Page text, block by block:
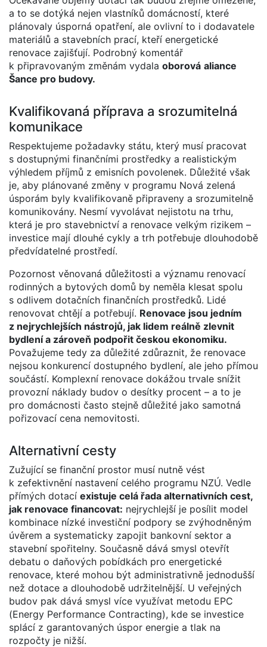
a to se dotýká nejen vlastníků domácností, které
plánovaly úsporná opatření, ale ovlivní to i dodavatele
materiálů a stavebních prací, kteří energetické
renovace zajišťují. Podrobný komentář
k připravovaným změnám vydala oborová aliance
Šance pro budovy.
Kvalifikovaná příprava a srozumitelná
komunikace
Respektujeme požadavky státu, který musí pracovat
s dostupnými finančními prostředky a realistickým
výhledem příjmů z emisních povolenek. Důležité však
je, aby plánované změny v programu Nová zelená
úsporám byly kvalifikovaně připraveny a srozumitelně
komunikovány. Nesmí vyvolávat nejistotu na trhu,
která je pro stavebnictví a renovace velkým rizikem –
investice mají dlouhé cykly a trh potřebuje dlouhodobě
předvídatelné prostředí.
Pozornost věnovaná důležitosti a významu renovací
rodinných a bytových domů by neměla klesat spolu
s odlivem dotačních finančních prostředků. Lidé
renovovat chtějí a potřebují. Renovace jsou jedním
z nejrychlejších nástrojů, jak lidem reálně zlevnit
bydlení a zároveň podpořit českou ekonomiku.
Považujeme tedy za důležité zdůraznit, že renovace
nejsou konkurencí dostupného bydlení, ale jeho přímou
součástí. Komplexní renovace dokážou trvale snížit
provozní náklady budov o desítky procent – a to je
pro domácnosti často stejně důležité jako samotná
pořizovací cena nemovitosti.
Alternativní cesty
Zužující se finanční prostor musí nutně vést
k zefektivnění nastavení celého programu NZÚ. Vedle
přímých dotací existuje celá řada alternativních cest,
jak renovace financovat: nejrychlejší je posílit model
kombinace nízké investiční podpory se zvýhodněným
úvěrem a systematicky zapojit bankovní sektor a
stavební spořitelny. Současně dává smysl otevřít
debatu o daňových pobídkách pro energetické
renovace, které mohou být administrativně jednodušší
než dotace a dlouhodobě udržitelnější. U veřejných
budov pak dává smysl více využívat metodu EPC
(Energy Performance Contracting), kde se investice
splácí z garantovaných úspor energie a tlak na
rozpočty je nižší.